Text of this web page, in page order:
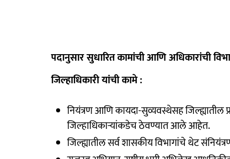
पदानुसार सुधारित कामांची आणि अधिकारांची
जिल्हाधिकारी यांची कामे :
नियंत्रण आणि कायदा-सुव्यवस्थेसह जिल्ह्यातील
जिल्हाधिकाऱ्यांकडेच ठेवण्यात आले आहेत.
जिल्ह्यातील सर्व शासकीय विभागांचे थेट